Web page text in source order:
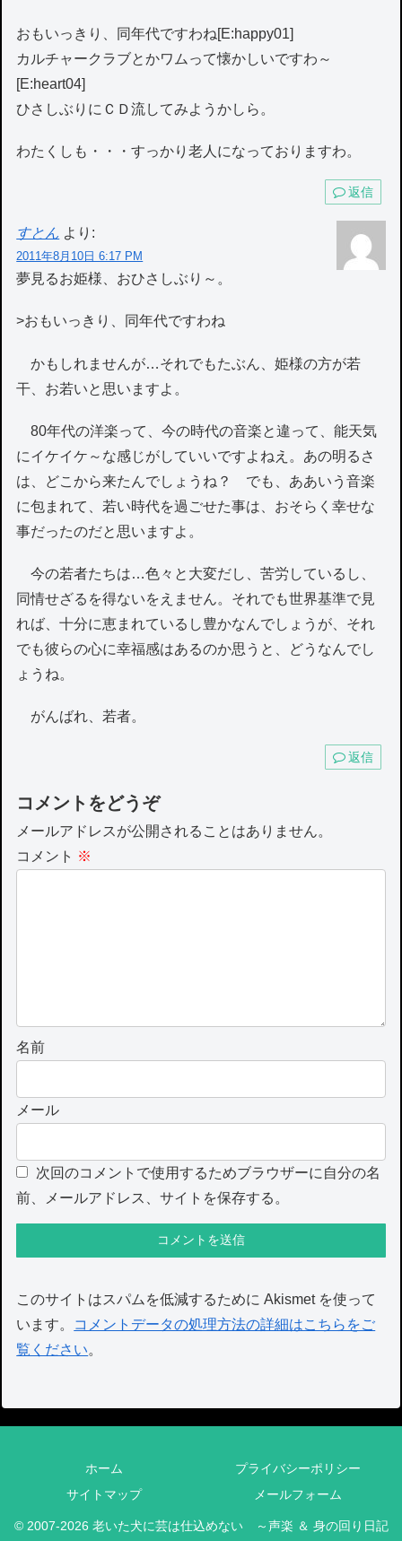
おもいっきり、同年代ですわね[E:happy01]
カルチャークラブとかワムって懐かしいですわ～
[E:heart04]
ひさしぶりにＣＤ流してみようかしら。
わたくしも・・・すっかり老人になっておりますわ。
返信
すとん より:
2011年8月10日 6:17 PM
夢見るお姫様、おひさしぶり～。
>おもいっきり、同年代ですわね
かもしれませんが…それでもたぶん、姫様の方が若
干、お若いと思いますよ。
80年代の洋楽って、今の時代の音楽と違って、能天気
にイケイケ～な感じがしていいですよねえ。あの明るさ
は、どこから来たんでしょうね？ でも、ああいう音楽
に包まれて、若い時代を過ごせた事は、おそらく幸せな
事だったのだと思いますよ。
今の若者たちは…色々と大変だし、苦労しているし、
同情せざるを得ないをえません。それでも世界基準で見
れば、十分に恵まれているし豊かなんでしょうが、それ
でも彼らの心に幸福感はあるのか思うと、どうなんでし
ょうね。
がんばれ、若者。
返信
コメントをどうぞ
メールアドレスが公開されることはありません。
コメント ※
名前
メール
次回のコメントで使用するためブラウザーに自分の名
前、メールアドレス、サイトを保存する。
このサイトはスパムを低減するために Akismet を使って
います。
コメントデータの処理方法の詳細はこちらをご
覧ください。
ホーム
プライバシーポリシー
サイトマップ
メールフォーム
© 2007-2026 老いた犬に芸は仕込めない ～声楽 ＆ 身の回り日記